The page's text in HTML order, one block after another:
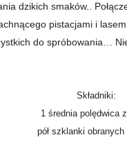
dzikich smaków..
pistacjami i
do spróbowania…
Składniki:
1 średnia polędwica
pół szklanki